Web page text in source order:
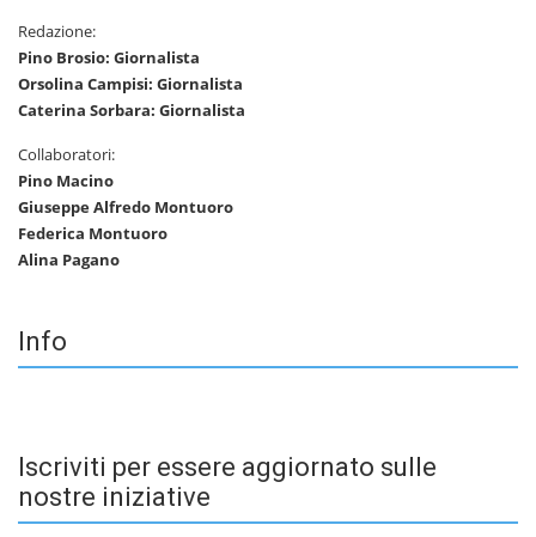
Redazione:
Pino Brosio: Giornalista
Orsolina Campisi: Giornalista
Caterina Sorbara: Giornalista
Collaboratori:
Pino Macino
Giuseppe Alfredo Montuoro
Federica Montuoro
Alina Pagano
Info
Iscriviti per essere aggiornato sulle
nostre iniziative